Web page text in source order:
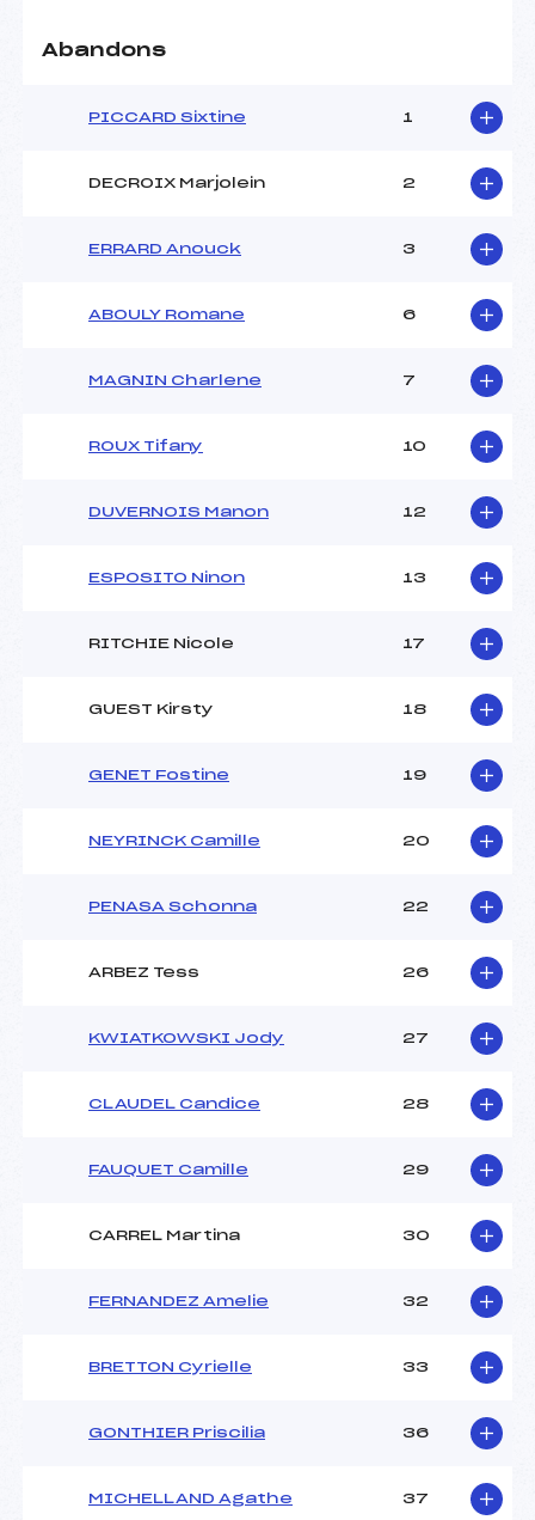
Abandons
PICCARD Sixtine 1
DECROIX Marjolein 2
ERRARD Anouck 3
ABOULY Romane 6
MAGNIN Charlene 7
ROUX Tifany 10
DUVERNOIS Manon 12
ESPOSITO Ninon 13
RITCHIE Nicole 17
GUEST Kirsty 18
GENET Fostine 19
NEYRINCK Camille 20
PENASA Schonna 22
ARBEZ Tess 26
KWIATKOWSKI Jody 27
CLAUDEL Candice 28
FAUQUET Camille 29
CARREL Martina 30
FERNANDEZ Amelie 32
BRETTON Cyrielle 33
GONTHIER Priscilia 36
MICHELLAND Agathe 37